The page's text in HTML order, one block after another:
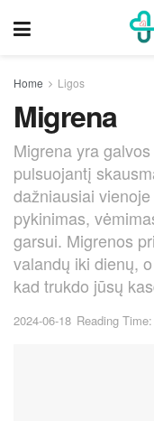
Home Ligos
Migrena
Migrena yra
pulsuojantį
dažniausiai
pykinimas,
garsui. Migrenos
valandų iki dienų,
kad trukdo jūsų
2024-06-18 Reading